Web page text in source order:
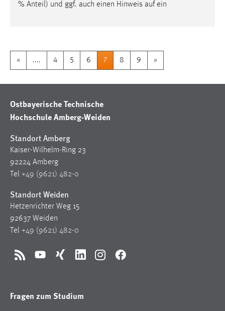
% Anteil) und ggf. auch einen Hinweis auf ein
« .... 4 5 6 7 8 9 »
Ostbayerische Technische
Hochschule Amberg-Weiden
Standort Amberg
Kaiser-Wilhelm-Ring 23
92224 Amberg
Tel +49 (9621) 482-0
Standort Weiden
Hetzenrichter Weg 15
92637 Weiden
Tel +49 (9621) 482-0
RSS YouTubeXing LinkedInInstagramFacebook
Fragen zum Studium